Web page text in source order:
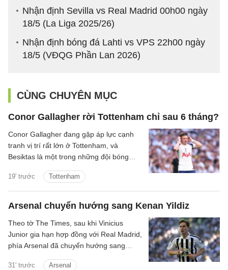
Nhận định Sevilla vs Real Madrid 00h00 ngày
18/5 (La Liga 2025/26)
Nhận định bóng đá Lahti vs VPS 22h00 ngày
18/5 (VĐQG Phần Lan 2026)
CÙNG CHUYÊN MỤC
Conor Gallagher rời Tottenham chỉ sau 6 tháng?
19' trước Tottenham
Conor Gallagher đang gặp áp lực cạnh
tranh vị trí rất lớn ở Tottenham, và
Besiktas là một trong những đội bóng
Arsenal chuyển hướng sang Kenan Yildiz
31' trước Arsenal
Theo tờ The Times, sau khi Vinicius
Junior gia hạn hợp đồng với Real Madrid,
phía Arsenal đã chuyển hướng sang